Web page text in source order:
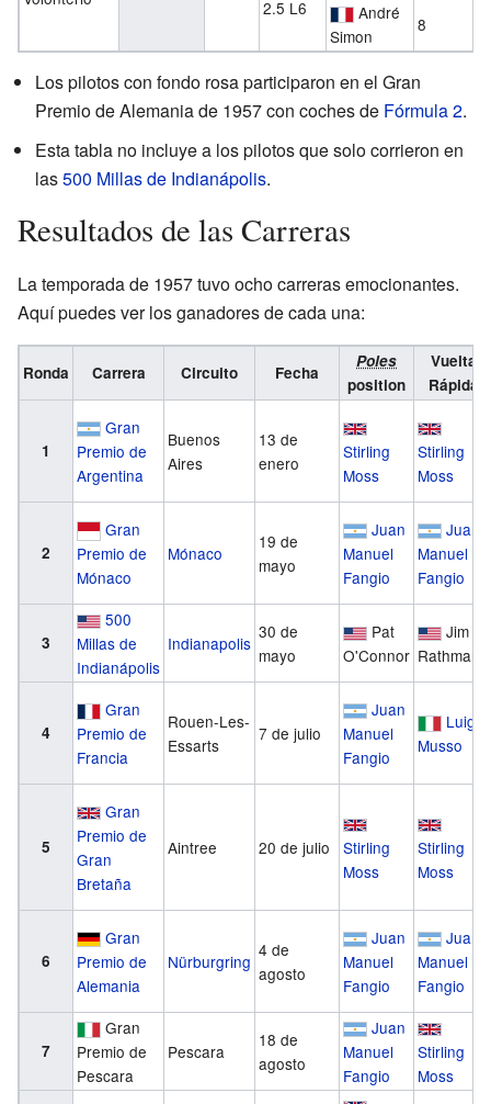
2.5 L6
André
Simon
8
Los pilotos con fondo rosa participaron en el Gran
Premio de Alemania de 1957 con coches de Fórmula 2.
Esta tabla no incluye a los pilotos que solo corrieron en
las500 Millas de Indianápolis.
Resultados de las Carreras
La temporada de 1957 tuvo ocho carreras emocionantes.
Aquí puedes ver los ganadores de cada una:
Ronda Carrera Circuito Fecha
Poles
position
Vuelta
Rápida
1
Gran
Premio de
Argentina
Buenos
Aires
13 de
enero
Stirling
Moss
Stirling
Moss
2
Gran
Premio de
Mónaco
Mónaco
19 de
mayo
Juan
Manuel
Fangio
Juan
Manuel
Fangio
3
500
Millas de
Indianápolis
Indianapolis
30 de
mayo
Pat
O'Connor
Jim
Rathmann
4
Gran
Premio de
Francia
Rouen-Les-
Essarts
7 de julio
Juan
Manuel
Fangio
Luigi
Musso
5
Gran
Premio de
Gran
Bretaña
Aintree 20 de julio
Stirling
Moss
Stirling
Moss
6
Gran
Premio de
Alemania
Nürburgring
4 de
agosto
Juan
Manuel
Fangio
Juan
Manuel
Fangio
7
Gran
Premio de
Pescara
Pescara
18 de
agosto
Juan
Manuel
Fangio
Stirling
Moss